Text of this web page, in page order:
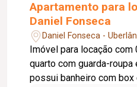
Apartamento para
Daniel Fonseca
Daniel Fonseca -
Imóvel para locação
quarto com guarda-
possui banheiro com box